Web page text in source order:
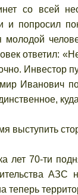
со всей
и попросил
молодой
ответил:
Инвестор
выступить
70-ти
теперь